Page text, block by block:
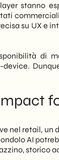
stanno
su UX e
di
device.
nel retail, un
AI
storico